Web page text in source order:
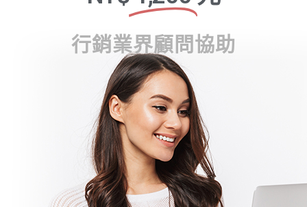
行銷業界顧問協助